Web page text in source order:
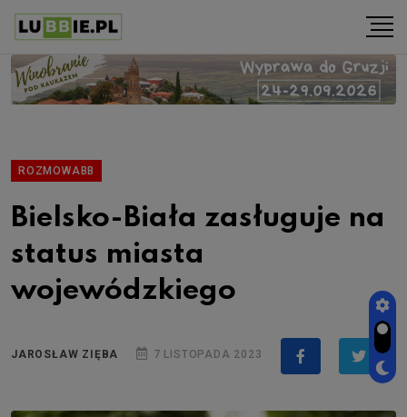
ROZMOWABB
Bielsko-Biała zasługuje na
status miasta
wojewódzkiego
JAROSŁAW ZIĘBA 7 LISTOPADA 2023